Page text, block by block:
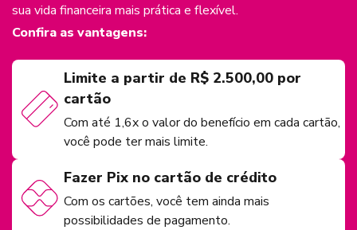
sua vida financeira mais prática e flexível.
Confira as vantagens:
Limite a partir de R$ 2.500,00 por
cartão
Com até 1,6x o valor do benefício em cada cartão,
você pode ter mais limite.
Fazer Pix no cartão de crédito
Com os cartões, você tem ainda mais
possibilidades de pagamento.